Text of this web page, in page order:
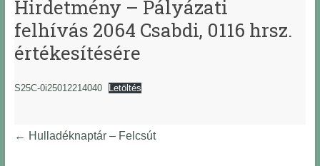
Hirdetmény – Pályázati
felhívás 2064 Csabdi, 0116 hrsz.
értékesítésére
S25C-0i25012214040 Letöltés
← Hulladéknaptár – Felcsút